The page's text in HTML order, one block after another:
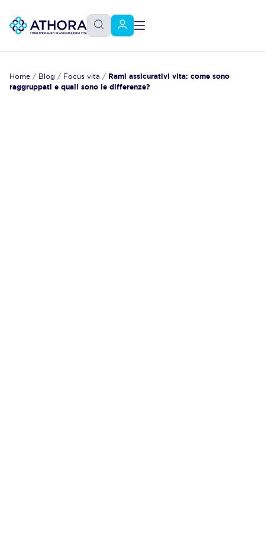
Home / Blog / Focus vita / Rami assicurativi​ vita​: come sono
raggruppati e quali sono le differenze?